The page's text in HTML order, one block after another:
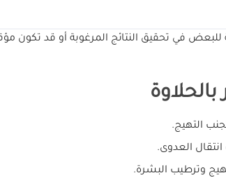
في تحقيق النتائج المرغوبة أو قد تكون
التهيج.
العدوى.
وترطيب البشرة.